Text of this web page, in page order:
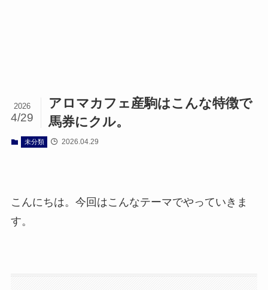
アロマカフェ産駒はこんな特徴で
馬券にクル。
2026
4/29
未分類 2026.04.29
こんにちは。今回はこんなテーマでやっていきま
す。